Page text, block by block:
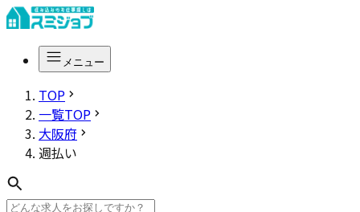
メニュー
TOP
一覧TOP
大阪府
週払い